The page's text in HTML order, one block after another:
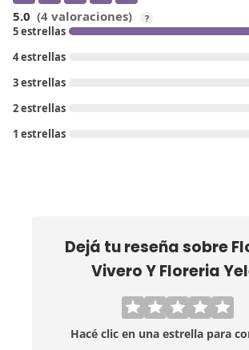
5.0 (4 valoraciones) ?
5 estrellas
4 estrellas
3 estrellas
2 estrellas
1 estrellas
Dejá tu reseña sobre
Vivero Y Floreria
Hacé clic en una estrella para